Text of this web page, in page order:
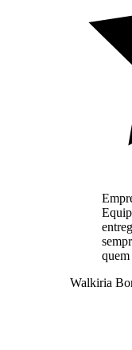
quem
Walkiria